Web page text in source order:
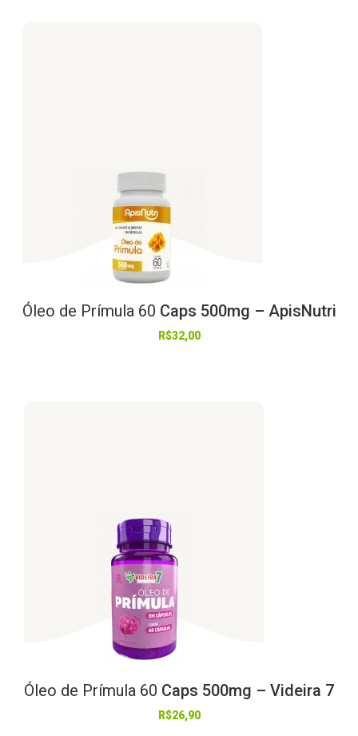
Óleo de Prímula 60 Caps 500mg – ApisNutri
R$32,00
Óleo de Prímula 60 Caps 500mg – Videira 7
R$26,90